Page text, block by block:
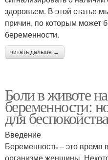
здоровьем. В этой статье
причин, по которым может
беременности.
читать дальше →
Боли в животе
беременности:
для беспокойства
Введение
Беременность – это время